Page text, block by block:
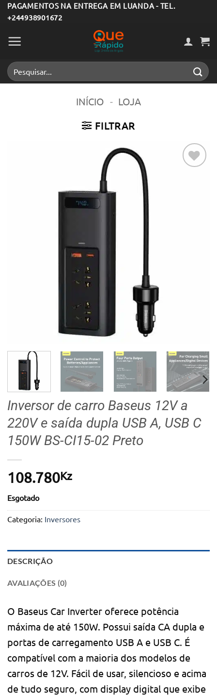
Skip
to
content
PAGAMENTOS NA ENTREGA EM LUANDA - TEL.
+244938901672
Pesquisar
por:
INÍCIO - LOJA
FILTRAR
Inversor de carro Baseus 12V a
220V e saída dupla USB A, USB C
150W BS-CI15-02 Preto
108.780Kz
Esgotado
Categoria: Inversores
DESCRIÇÃO
AVALIAÇÕES (0)
O Baseus Car Inverter oferece potência
máxima de até 150W. Possui saída CA dupla e
portas de carregamento USB Α e USB C. É
compatível com a maioria dos modelos de
carros de 12V. Fácil de usar, silencioso e acima
de tudo seguro, com display digital que exibe